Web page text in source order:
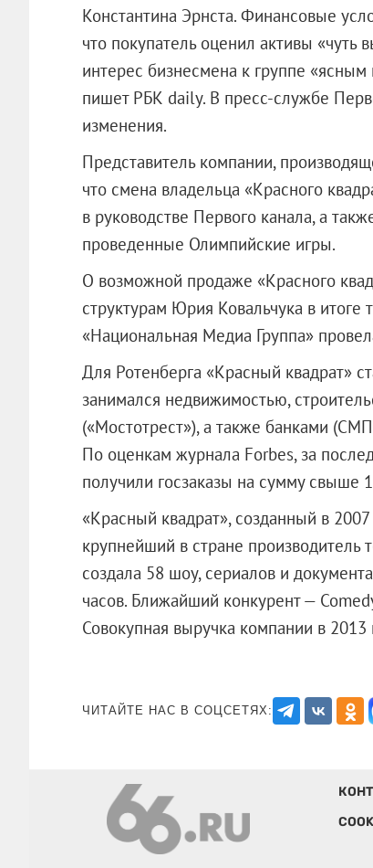
Константина Эрнста. Финансовые
что покупатель оценил активы «чуть
интерес бизнесмена к группе
пишет РБК daily. В пресс-службе
изменения.
Представитель компании,
что смена владельца «Красного
в руководстве Первого канала, а
проведенные Олимпийские игры.
О возможной продаже «Красного
структурам Юрия Ковальчука в итоге
«Национальная Медиа Группа»
Для Ротенберга «Красный квадрат»
занимался недвижимостью,
(«Мостотрест»), а также банками
По оценкам журнала Forbes, за
получили госзаказы на сумму свыше
«Красный квадрат», созданный в
крупнейший в стране производитель
создала 58 шоу, сериалов и
часов. Ближайший конкурент —
Совокупная выручка компании в
ЧИТАЙТЕ НАС В СОЦСЕТЯХ: